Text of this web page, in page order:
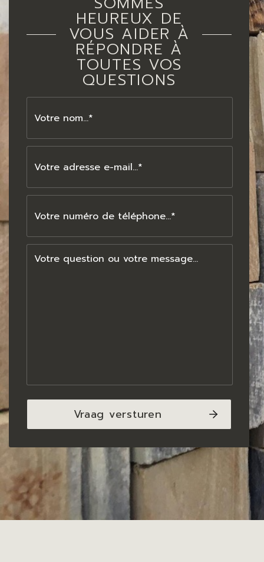
HEUREUX DE
VOUS AIDER À
RÉPONDRE À
TOUTES VOS
QUESTIONS